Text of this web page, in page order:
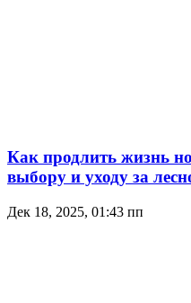
Как продлить жизнь
выбору и уходу за
Дек 18, 2025, 01:43 пп